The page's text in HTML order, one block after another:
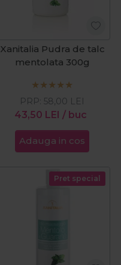
Xanitalia Pudra de talc
mentolata 300g
43,50 LEI / buc
PRP: 58,00 LEI
Adauga in cos
Pret special